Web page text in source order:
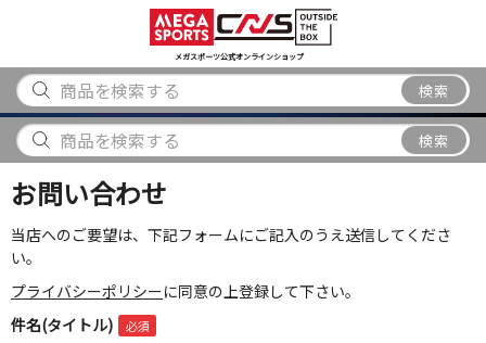
メガスポーツ公式オンラインショップ
検索
アウトドア
から探す
ブランド
から探す
検索
お問い合わせ
当店へのご要望は、下記フォームにご記入のうえ送信してくださ
い。
プライバシーポリシーに同意の上登録して下さい。
件名(タイトル)